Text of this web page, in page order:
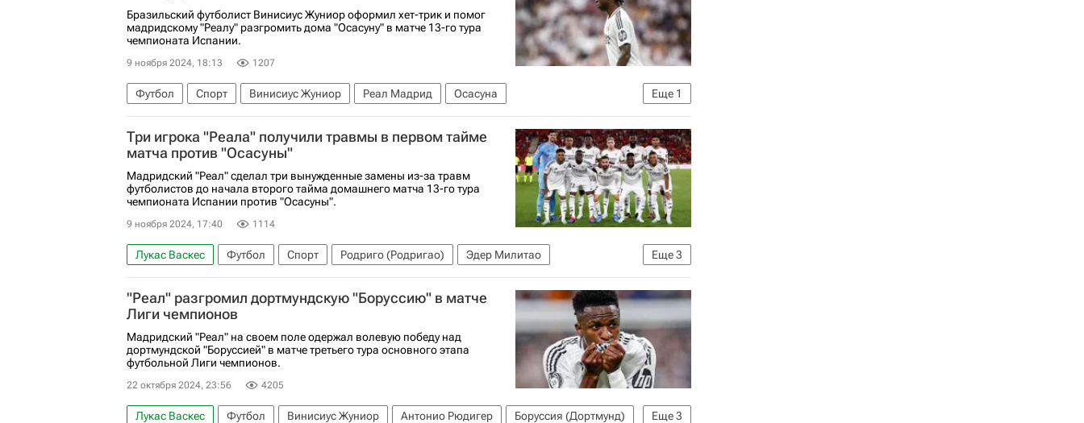
Бразильский футболист Винисиус Жуниор оформил хет-трик и помог
мадридскому "Реалу" разгромить дома "Осасуну" в матче 13-го тура
чемпионата Испании.
9 ноября 2024, 18:13 1207
Еще 1
Футбол Спорт Винисиус Жуниор Реал Мадрид
Осасуна
Чемпионат Испании по футболу
Три игрока "Реала" получили травмы в первом тайме
матча против "Осасуны"
Мадридский "Реал" сделал три вынужденные замены из-за травм
футболистов до начала второго тайма домашнего матча 13-го тура
чемпионата Испании против "Осасуны".
9 ноября 2024, 17:40 1114
Еще3
Лукас Васкес Футбол Спорт Родриго (Родригао)
Эдер Милитао
Реал Мадрид
Осасуна Чемпионат Испании по футболу
"Реал" разгромил дортмундскую "Боруссию" в матче
Лиги чемпионов
Мадридский "Реал" на своем поле одержал волевую победу над
дортмундской "Боруссией" в матче третьего тура основного этапа
футбольной Лиги чемпионов.
22 октября 2024, 23:56 4205
Еще3
Лукас Васкес Футбол Винисиус Жуниор Антонио Рюдигер
Боруссия (Дортмунд)